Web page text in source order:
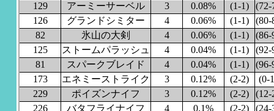
129
アーミーサーベル 3 0.08% (1-1)
(72-
126
グランドシミター 4 0.06% (1-1)
(80-
82
氷山の大剣 4 0.06% (1-1)
(86-
125
ストームパラッシュ 4 0.04% (1-1)
(92-
81
スパークブレイド 4 0.04% (1-1)
(96-
173
エネミーストライク 3 0.12% (2-2)
(0-
229
ポイズンナイフ 3 0.12% (2-2)
(12-
226
バタフライナイフ 4 0.1% (2-2)
(24-